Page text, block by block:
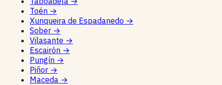
Toén →
Xunqueira de Espadanedo →
Sober →
Vilasante →
Escairón →
Pungín →
Piñor →
Maceda →